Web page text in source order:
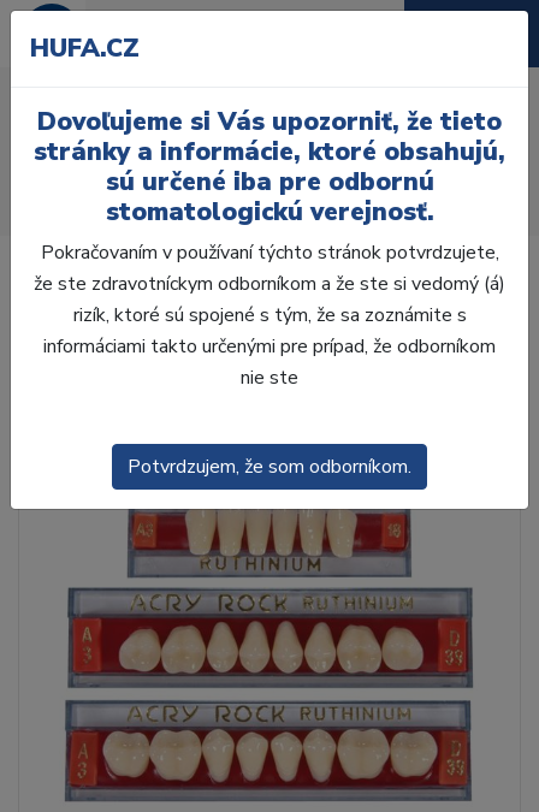
D39, C2
Zuby
AcryRock
AcryRock 1x28 S47-I53-D39, C2
HUFA.CZ
Dovoľujeme si Vás upozorniť, že tieto
stránky a informácie, ktoré obsahujú,
sú určené iba pre odbornú
stomatologickú verejnosť.
Pokračovaním v používaní týchto stránok potvrdzujete,
že ste zdravotníckym odborníkom a že ste si vedomý (á)
rizík, ktoré sú spojené s tým, že sa zoznámite s
informáciami takto určenými pre prípad, že odborníkom
nie ste
Potvrdzujem, že som odborníkom.